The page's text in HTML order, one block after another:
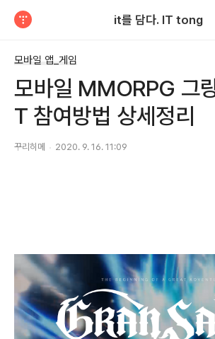
it를 담다. IT tong
모바일 앱_게임
모바일 MMORPG 그
T 참여방법 상세정리
꾸리히메 2020. 9. 16. 11:09